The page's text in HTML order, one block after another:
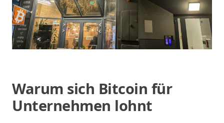
Warum sich Bitcoin für
Unternehmen lohnt